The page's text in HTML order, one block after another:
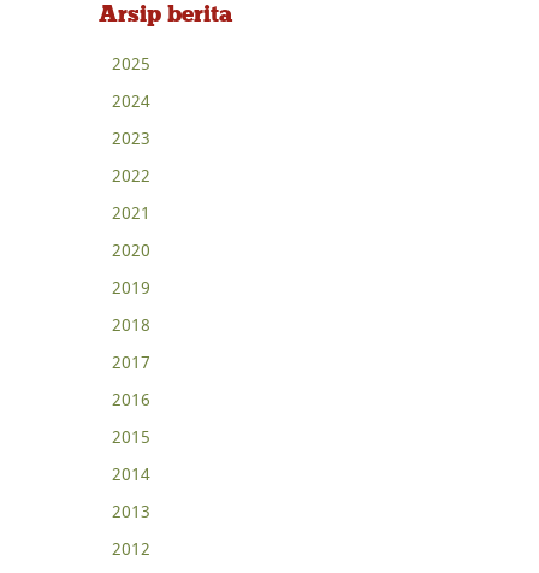
Arsip berita
2025
2024
2023
2022
2021
2020
2019
2018
2017
2016
2015
2014
2013
2012